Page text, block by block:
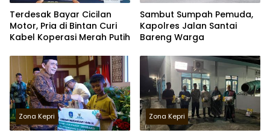
Terdesak Bayar Cicilan
Motor, Pria di Bintan Curi
Kabel Koperasi Merah Putih
Sambut Sumpah Pemuda,
Kapolres Jalan Santai
Bareng Warga
Zona Kepri Zona Kepri